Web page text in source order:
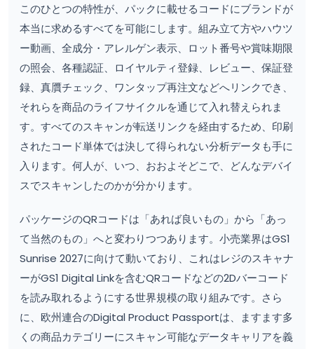
このひとつの特性が、パックに載せるコードにブランドが
本当に求めるすべてを可能にします。組み立て方やハウツ
ー動画、全成分・アレルゲン表示、ロット番号や賞味期限
の照会、各種認証、ロイヤルティ登録、レビュー、保証登
録、真贋チェック、ワンタップ再注文などへリンクでき、
それらを商品のライフサイクルを通じて入れ替えられま
す。すべてのスキャンが転送リンクを経由するため、印刷
されたコード単体では決して得られない分析データも手に
入ります。何人が、いつ、おおよそどこで、どんなデバイ
スでスキャンしたのかが分かります。
パッケージのQRコードは「あれば良いもの」から「あっ
て当然のもの」へと変わりつつあります。小売業界はGS1
Sunrise 2027に向けて動いており、これはレジのスキャナ
ーがGS1 Digital Linkを含むQRコードなどの2Dバーコード
を読み取れるようにする世界規模の取り組みです。さら
に、欧州連合のDigital Product Passportは、ますます多
くの商品カテゴリーにスキャン可能なデータキャリアを義